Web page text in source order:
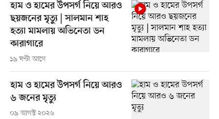
হাম ও হামের উপসর্গ নিয়ে আরও
ছয়জনের মৃত্যু | সালমান শাহ
হত্যা মামলায় অভিনেতা ডন
কারাগারে
১৯ ঘণ্টা আগে
হাম ও হামের উপসর্গ নিয়ে আরও
৬ জনের মৃত্যু
০৯ আগস্ট ২০২৬